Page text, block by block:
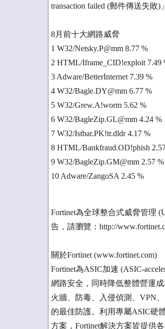
transaction failed (郵件傳送失敗
8月前十大網路威脅
1 W32/Netsky.P@mm 8.77 %
2 HTML/Iframe_CID!exploit 7.49
3 Adware/BetterInternet 7.39 %
4 W32/Bagle.DY@mm 6.77 %
5 W32/Grew.A!worm 5.62 %
6 W32/BagleZip.GL@mm 4.24 %
7 W32/Istbar.PK!tr.dldr 4.17 %
8 HTML/Bankfraud.OD!phish
9 W32/BagleZip.GM@mm 2.57 %
10 Adware/ZangoSA 2.45 %
Fortinet為全球整合式威脅管理
告，請瀏覽：http://
關於Fortinet (www.fortinet.com)
Fortinet為ASIC加速 (ASIC-
網路安全，同時降低整體營運
火牆、防毒、入侵偵測、VPN
的最佳防護。利用專屬ASIC硬
方案，Fortinet解決方案皆提供